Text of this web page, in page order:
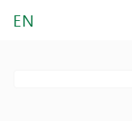
EN